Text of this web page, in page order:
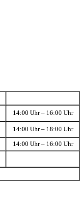
14:00 Uhr – 16:00 Uhr
14:00 Uhr – 18:00 Uhr
14:00 Uhr – 16:00 Uhr